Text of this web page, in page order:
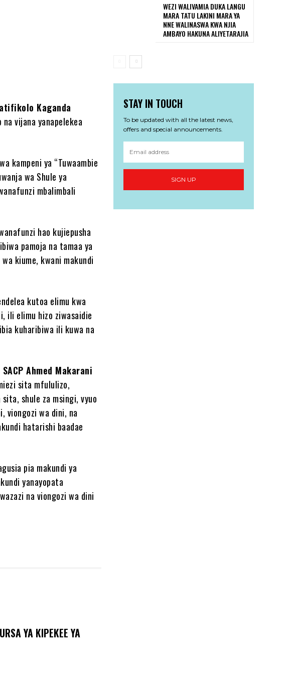
Kaganda
vijana yanapelekea
kampeni ya “Tuwaambie
wa Shule ya
mbalimbali
hao kujiepusha
pamoja na tamaa ya
kiume, kwani makundi
kutoa elimu kwa
ili elimu hizo ziwasaidie
kuharibiwa ili kuwa na
Ahmed Makarani
sita mfululizo,
shule za msingi, vyuo
viongozi wa dini, na
hatarishi baadae
pia makundi ya
yanayopata
na viongozi wa dini
YA KIPEKEE YA
WEZI WALIVAMIA DUKA LANGU
MARA TATU LAKINI MARA YA
NNE WALINASWA KWA NJIA
AMBAYO HAKUNA ALIYETARAJIA
STAY IN TOUCH
To be updated with all the latest news,
offers and special announcements.
SIGN UP